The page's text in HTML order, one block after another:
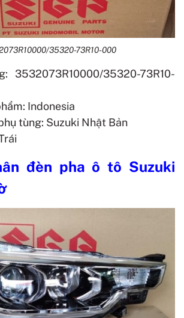
35320-73R10-000
3532073R10000/35320-73R10-
Indonesia
tùng: Suzuki Nhật Bản
đèn pha ô tô Suzuki